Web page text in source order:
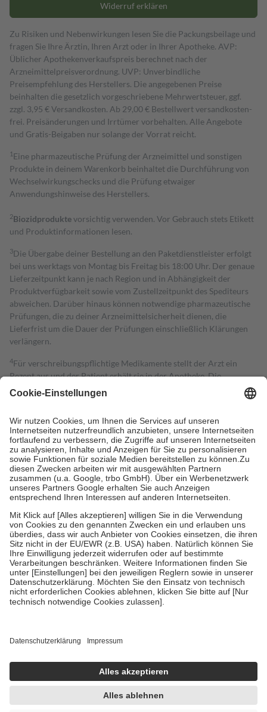
Widerruf erklären
Zu Risiken und Nebenwirkungen lesen Sie die Packungsbeilage und
fragen Sie Ihre Ärztin, Ihren Arzt oder in Ihrer Apotheke. AVP:
Üblicher Apothekenverkaufspreis berechnet nach der
Arzneimittelpreisverordnung. UVP: Unverbindliche
Preisempfehlung des Herstellers. Die angegebenen Preise
beinhalten die gesetzlich vorgeschriebene Mehrwertsteuer, ggf.
zzgl. 3,95 € Versandkosten. Ab 29,00 € Bestell­wert versand­kosten­
frei. Preisänderungen und Irrtümer vorbehalten. Alle Angebote
und Gratis-Beigaben nur solange der Vorrat reicht.
1 Eine pharmazeutische Prüfung der Arzneimittel und sonstigen
Produkte in deinem Warenkorb beinhaltet die Durchführung von
Wechselwirkungschecks und die Prüfung etwaiger
Anwendungshinweise des Herstellers.
2Biozidproduktevorsichtig verwenden. Vor Gebrauch stets Etikett
und Produktinformationen lesen.
3Die Übergabe deiner Bestellung an den Paketdienstleister erfolgt
bei uns werktags von Montag bis Freitag bis 18:00 Uhr. Der genaue
Lieferzeitpunkt kann je nach Region und in Abhängigkeit der
Produktverfügbarkeit sowie vom Zustellzeitpunkt des Spediteurs
abweichen. Darüber hinaus können notwendige pharmazeutische
Prüfungen, die zu deiner Arzneimittelsicherheit dienen, die
Lieferfrist um die Dauer der Prüfungen einschließlich Klärungen
verlängern.
4Für verschreibungspflichtige Medikamente stellt der Arzt ein
Rezept aus und der Patient erhält sie in der Apotheke. Die
gesetzliche Krankenversicherung übernimmt in der Regel die
Kosten dafür, der Versicherte trägt einen Teil davon als Zuzahlung
Grundsätzlich leisten Mitglieder Zuzahlungen in Höhe von zehn
Prozent des Abgabepreises,mindestens jedochfünf Euround
höchstens zehn Euro.Es sind jedoch nie mehr als die tatsächlichen
Kosten der Leistung zu entrichten.
Diese Regeln gelten grundsätzlich auch für Online-Apotheken.
Bei Heilmitteln und häuslicher Krankenpflege beträgt die
Zuzahlung zehn Prozent der Kosten sowie zehn Euro je
Verordnung.
Um das Engagement der Versicherten für ihre eigene Gesundheit zu
stärken und die besondere Stellung der Familie zu unterstützen,
fallenkeine Zuzahlungenan bei:
• Kindern und Jugendlichen bis zum vollendeten 18. Lebensjahr
mit Ausnahme der Fahrkosten
• Untersuchungen zur Vorsorge und Früherkennung, die von der
GKV getragen werden
Einholung von Bewertungen. Trusted Shops hat Maßnahmen
getroffen, um sicherzustellen, dass es sich um echte Bewertungen
handelt. Mehr Informationen findest du hier:
https://help.etrusted.com/hc/de/articles/4419944605341